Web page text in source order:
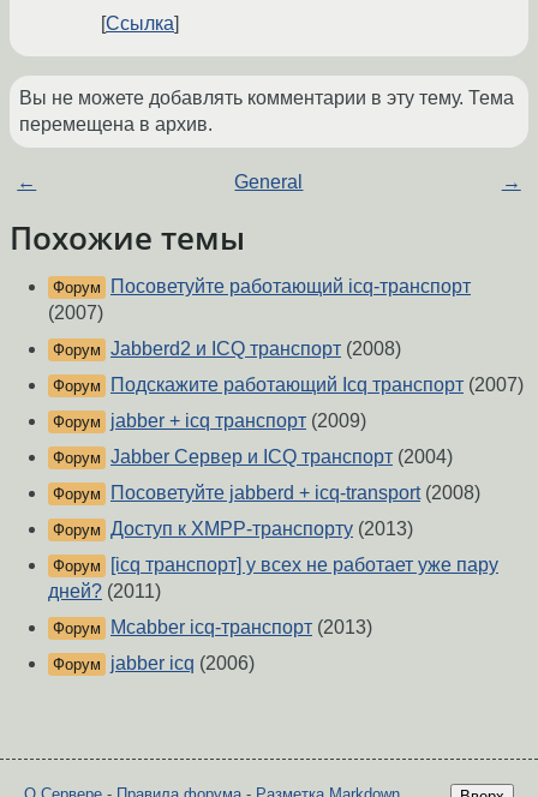
Ссылка
Вы не можете добавлять комментарии в эту тему. Тема
перемещена в архив.
← General →
Похожие темы
Форум
Посоветуйте работающий icq-транспорт
(2007)
Форум Jabberd2 и ICQ транспорт (2008)
Форум Подскажите работающий Icq транспорт (2007)
Форум jabber + icq транспорт (2009)
Форум Jabber Сервер и ICQ транспорт (2004)
Форум Посоветуйте jabberd + icq-transport(2008)
Форум Доступ к XMPP-транспорту (2013)
Форум
[icq транспорт] у всех не работает уже пару
дней? (2011)
Форум Mcabber icq-транспорт (2013)
Форум jabber icq (2006)